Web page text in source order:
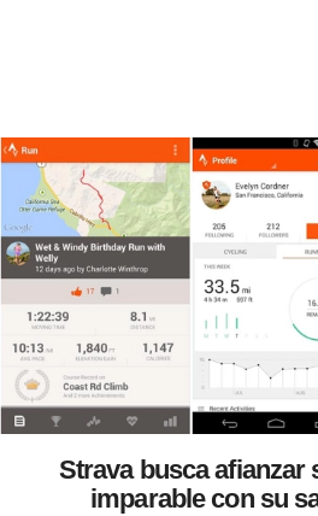
Strava busca afianzar
imparable con su